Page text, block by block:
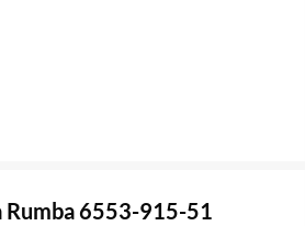
6553-915-51